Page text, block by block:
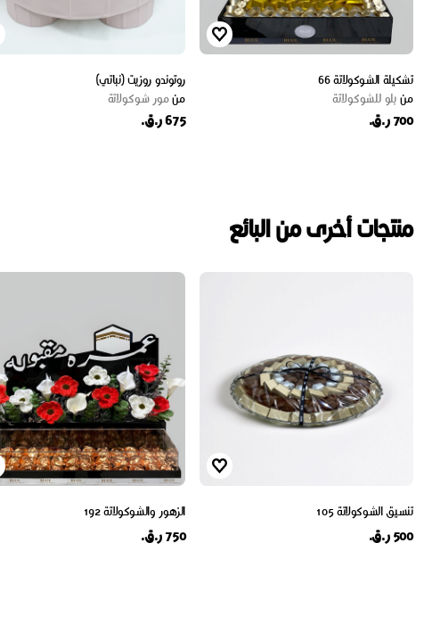
تشكيلة الشوكولاتة 66
من بلو للشوكولاتة
700 ر.ق.
روتوندو روزيت (نباتي)
منمور شوكولاتة
675 ر.ق.
منتجات أخرى من البائع
تنسيق الشوكولاتة 105
500 ر.ق.
الزهور والشوكولاتة 192
750 ر.ق.